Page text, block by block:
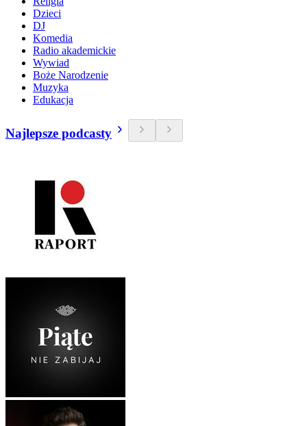
Dzieci
DJ
Komedia
Radio akademickie
Wywiad
Boże Narodzenie
Muzyka
Edukacja
Najlepsze podcasty